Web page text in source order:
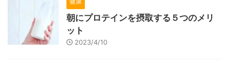
朝にプロテインを摂取する５つのメリ
ット
2023/4/10